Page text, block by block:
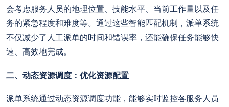
会考虑服务人员的地理位置、技能水平、当前工作量以及任
务的紧急程度和难度等。通过这些智能匹配机制，派单系统
不仅减少了人工派单的时间和错误率，还能确保任务能够快
速、高效地完成。
二、动态资源调度：优化资源配置
派单系统通过动态资源调度功能，能够实时监控各服务人员